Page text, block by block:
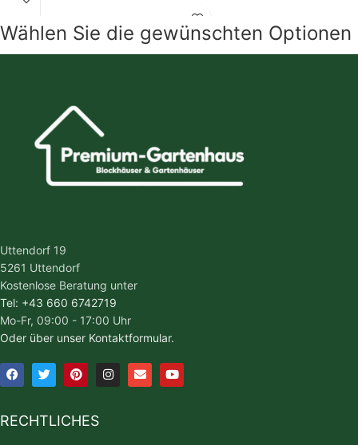
Wählen Sie die gewünschten Optionen
Uttendorf 19
5261 Uttendorf
Kostenlose Beratung unter
Tel: +43 660 6742719
Mo-Fr, 09:00 - 17:00 Uhr
Oder über unser Kontaktformular.
RECHTLICHES